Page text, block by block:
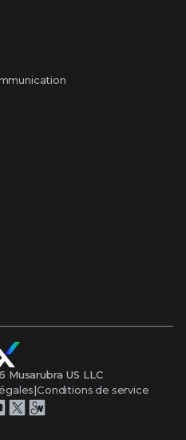
Musarubra US LLC
|Conditions de service